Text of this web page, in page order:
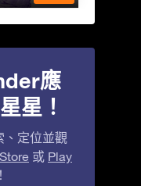
應
星！
、定位並觀
或 Play